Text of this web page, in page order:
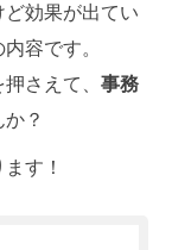
ど効果が出てい
容です。
さえて、 事務
？
す！